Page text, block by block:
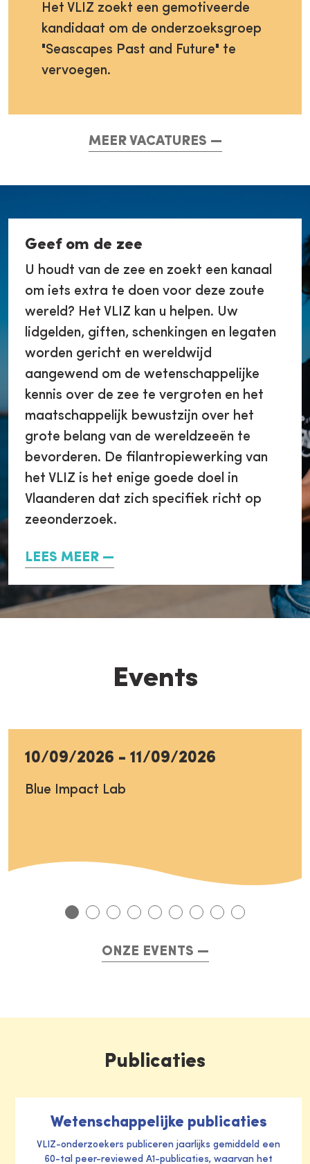
Het VLIZ zoekt een gemotiveerde
kandidaat om de onderzoeksgroep
"Seascapes Past and Future" te
vervoegen.
MEER VACATURES
Geef om de zee
U houdt van de zee en zoekt een kanaal
om iets extra te doen voor deze zoute
wereld? Het VLIZ kan u helpen. Uw
lidgelden, giften, schenkingen en legaten
worden gericht en wereldwijd
aangewend om de wetenschappelijke
kennis over de zee te vergroten en het
maatschappelijk bewustzijn over het
grote belang van de wereldzeeën te
bevorderen. De filantropiewerking van
het VLIZ is het enige goede doel in
Vlaanderen dat zich specifiek richt op
zeeonderzoek.
LEES MEER
Events
10/09/2026 - 11/09/2026
Blue Impact Lab
ONZE EVENTS
Publicaties
Wetenschappelijke publicaties
VLIZ-onderzoekers publiceren jaarlijks gemiddeld een
60-tal peer-reviewed A1-publicaties, waarvan het